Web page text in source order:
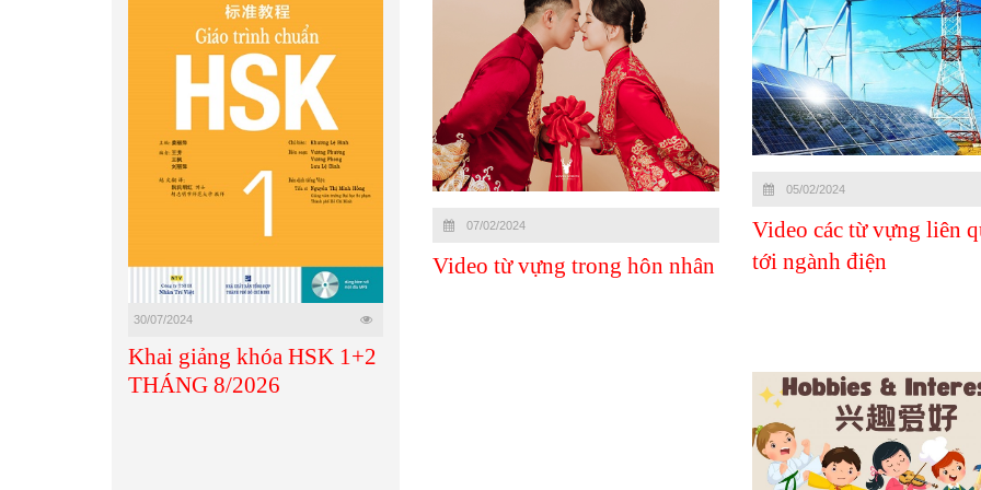
30/07/2024
Khai giảng khóa HSK 1+2
THÁNG 8/2026
07/02/2024
Video từ vựng trong hôn nhân
05/02/2024
Video các từ vựng liên
tới ngành điện